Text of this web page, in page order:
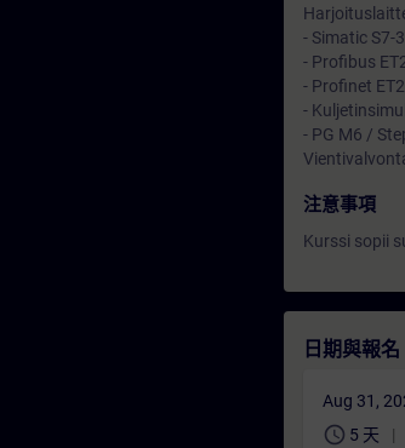
- Simatic S7-
- Profibus
- Profinet
-
- PG M6 /
注意事項
Kurssi sopii
日期與報名
Aug 31,
schedule 5 天